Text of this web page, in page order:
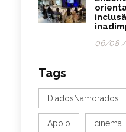
06/08 /
Tags
DiadosNamorados
Apoio cinema